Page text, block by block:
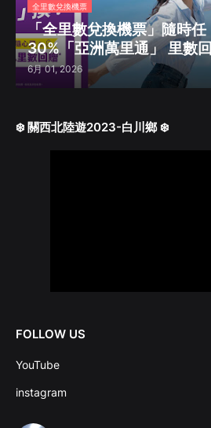
全里數兌換機票
「全里數兌換機票」隨時
30%「亞洲萬里通」 里數
6月 01, 2026
❄️ 關西北陸遊2023-白川鄉 ❄️
FOLLOW US
YouTube
instagram